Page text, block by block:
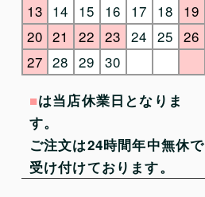
13 14 15 16 17 18 19
20 21 22 23 24 25 26
27 28 29 30
■は当店休業日となりま
す。
ご注文は24時間年中無休で
受け付けております。